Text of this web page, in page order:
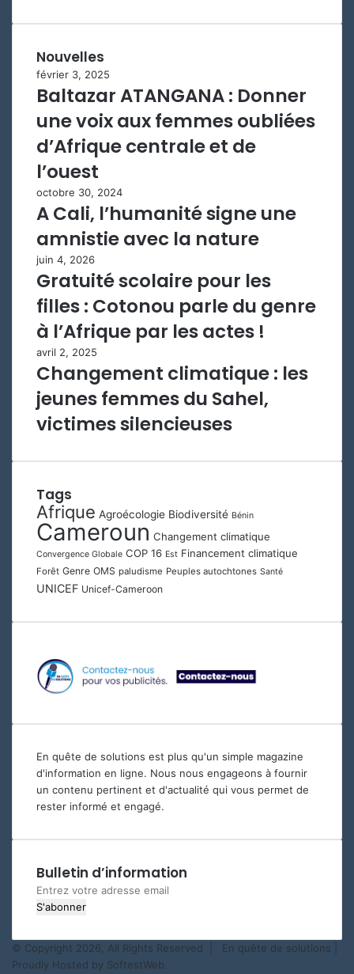
Nouvelles
février 3, 2025
Baltazar ATANGANA : Donner
une voix aux femmes oubliées
d’Afrique centrale et de
l’ouest
octobre 30, 2024
A Cali, l’humanité signe une
amnistie avec la nature
juin 4, 2026
Gratuité scolaire pour les
filles : Cotonou parle du genre
à l’Afrique par les actes !
avril 2, 2025
Changement climatique : les
jeunes femmes du Sahel,
victimes silencieuses
Tags
Afrique Agroécologie Biodiversité Bénin
Cameroun Changement climatique
Convergence Globale COP 16 Est Financement climatique
Forêt Genre OMS paludisme Peuples autochtones Santé
UNICEF Unicef-Cameroon
En quête de solutions est plus qu'un simple magazine
d'information en ligne. Nous nous engageons à fournir
un contenu pertinent et d'actualité qui vous permet de
rester informé et engagé.
Bulletin d’information
Entrez
votre
email
© Copyright 2026, All Rights Reserved | En quête de solutions
Proudly Hosted by SoftestWeb.